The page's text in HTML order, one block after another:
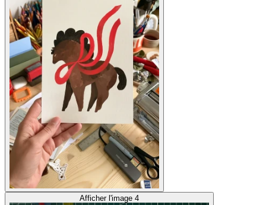
Afficher l'image 4